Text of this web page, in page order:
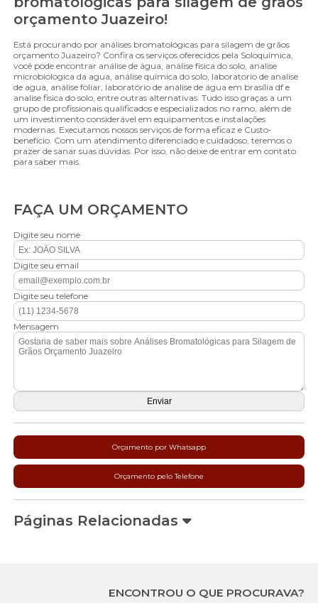
orçamento Juazeiro!
Está procurando por análises bromatológicas para silagem de grãos
orçamento Juazeiro? Confira os serviços oferecidos pela Soloquímica,
você pode encontrar análise de água, análise física do solo, analise
microbiologica da agua, análise química do solo, laboratorio de analise
de agua, análise foliar, laboratório de análise de água em brasília df e
analise fisica do solo, entre outras alternativas. Tudo isso graças a um
grupo de profissionais qualificados e especializados no ramo, além de
um investimento considerável em equipamentos e instalações
modernas. Executamos nossos serviços de forma eficaz e Custo-
benefício. Com um atendimento diferenciado e cuidadoso, teremos o
prazer de sanar suas dúvidas. Por isso, não deixe de entrar em contato
para saber mais.
FAÇA UM ORÇAMENTO
Digite seu nome
Digite seu email
Digite seu telefone
Mensagem
Orçamento por Whatsapp
Orçamento pelo Telefone
Páginas Relacionadas
ENCONTROU O QUE PROCURAVA?